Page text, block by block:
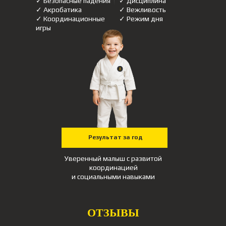
Уверенный малыш с развитой
координацией
и социальными навыками
Результат за год
✓ Вежливость
✓ Режим дня
✓ Акробатика
✓ Координационные
игры
ОТЗЫВЫ